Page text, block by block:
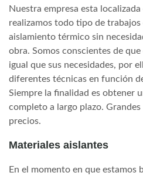
Nuestra empresa esta
realizamos todo tipo de trabajos
aislamiento térmico sin
obra. Somos conscientes de
igual que sus necesidades, por
diferentes técnicas en función
Siempre la finalidad es obtener
completo a largo plazo.
precios.
Materiales aislantes
En el momento en que estamos